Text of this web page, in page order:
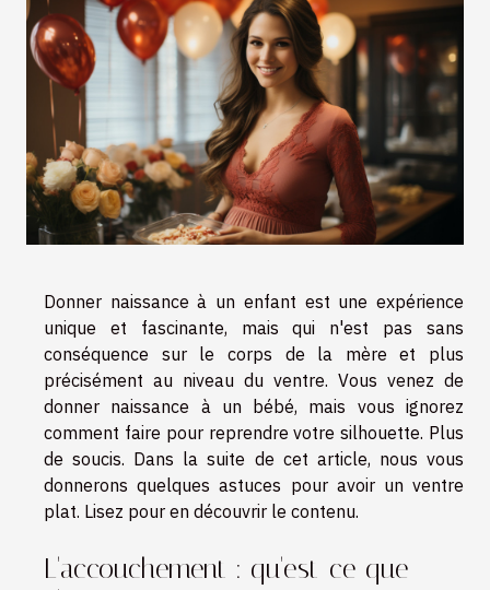
Donner naissance à un enfant est une expérience
unique et fascinante, mais qui n'est pas sans
conséquence sur le corps de la mère et plus
précisément au niveau du ventre. Vous venez de
donner naissance à un bébé, mais vous ignorez
comment faire pour reprendre votre silhouette. Plus
de soucis. Dans la suite de cet article, nous vous
donnerons quelques astuces pour avoir un ventre
plat. Lisez pour en découvrir le contenu.
L'accouchement : qu'est-ce que